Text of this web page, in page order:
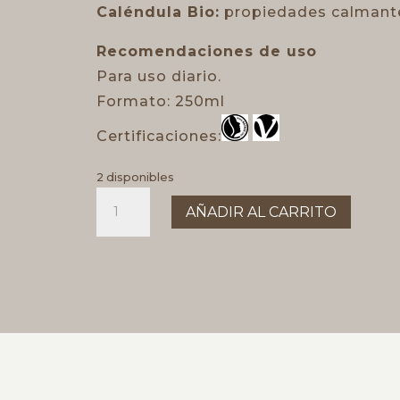
Caléndula Bio: propiedades
Recomendaciones de uso
Para uso diario.
Formato: 250ml
Certificaciones:
2 disponibles
CORPORAL
NUTRITIVA
AÑADIR AL CARRITO